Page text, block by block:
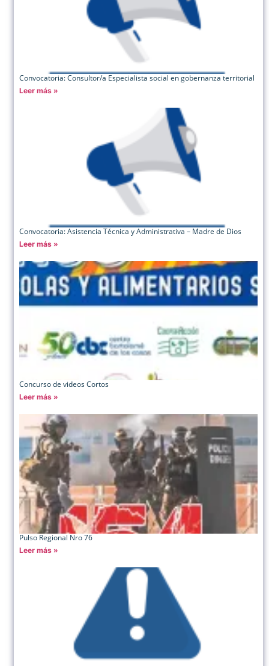
Convocatoria: Consultor/a Especialista social en gobernanza territorial
Leer más »
Convocatoria: Asistencia Técnica y Administrativa – Madre de Dios
Leer más »
Concurso de videos Cortos
Leer más »
Pulso Regional Nro 76
Leer más »